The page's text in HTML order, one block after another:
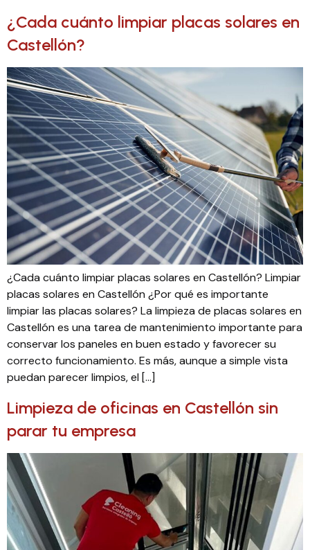
¿Cada cuánto limpiar placas solares en
Castellón?
¿Cada cuánto limpiar placas solares en Castellón? Limpiar
placas solares en Castellón ¿Por qué es importante
limpiar las placas solares? La limpieza de placas solares en
Castellón es una tarea de mantenimiento importante para
conservar los paneles en buen estado y favorecer su
correcto funcionamiento. Es más, aunque a simple vista
puedan parecer limpios, el […]
Limpieza de oficinas en Castellón sin
parar tu empresa